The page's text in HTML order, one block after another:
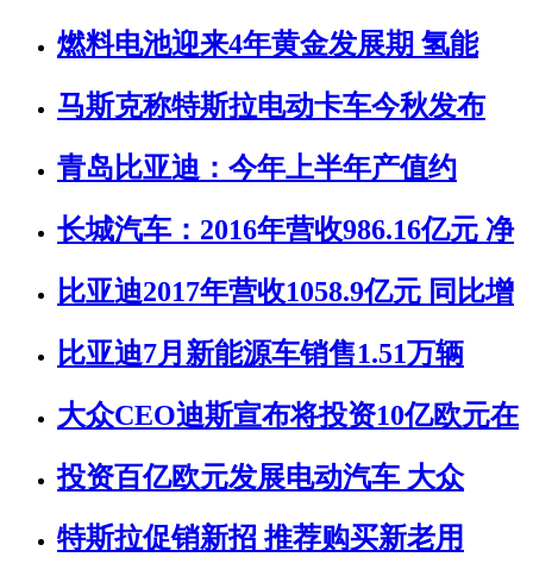
燃料电池迎来4年黄金发展期 氢能
马斯克称特斯拉电动卡车今秋发布
青岛比亚迪：今年上半年产值约
长城汽车：2016年营收986.16亿元 净
比亚迪2017年营收1058.9亿元 同比增
比亚迪7月新能源车销售1.51万辆
大众CEO迪斯宣布将投资10亿欧元在
投资百亿欧元发展电动汽车 大众
特斯拉促销新招 推荐购买新老用